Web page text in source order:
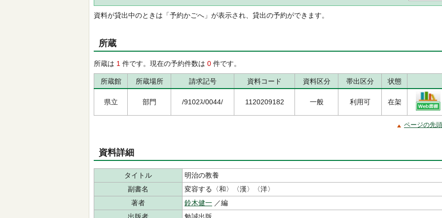
資料が貸出中のときは「予約かごへ」が表示され、貸出の予約ができます。
所蔵
所蔵は 1 件です。現在の予約件数は 0 件です。
所蔵館 所蔵場所 請求記号 資料コード 資料区分 帯出区分 状態
県立 部門 /9102ｽ/0044/ 1120209182 一般 利用可 在架
ページの先
資料詳細
タイトル
明治の教養
副書名
変容する〈和〉〈漢〉〈洋〉
著者
鈴木健一 ／編